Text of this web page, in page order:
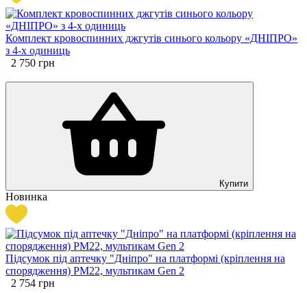
Комплект кровоспинних джгутів синього кольору «ДНІПРО»
з 4-х одиниць
2 750 грн
Купити
Новинка
Підсумок під аптечку "Дніпро" на платформі (кріплення на
спорядження) PM22, мультикам Gen 2
2 754 грн